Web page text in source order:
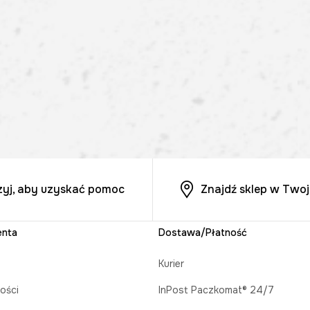
aby uzyskać pomoc Znajdź sklep w
Dostawa/Płatność
Kurier
InPost Paczkomat® 24/7